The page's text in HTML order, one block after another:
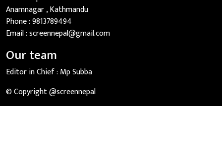
Anamnagar , Kathmandu
Phone :9813789494
Email :screennepal@gmail.com
Our team
Editor in Chief : Mp Subba
© Copyright @screennepal